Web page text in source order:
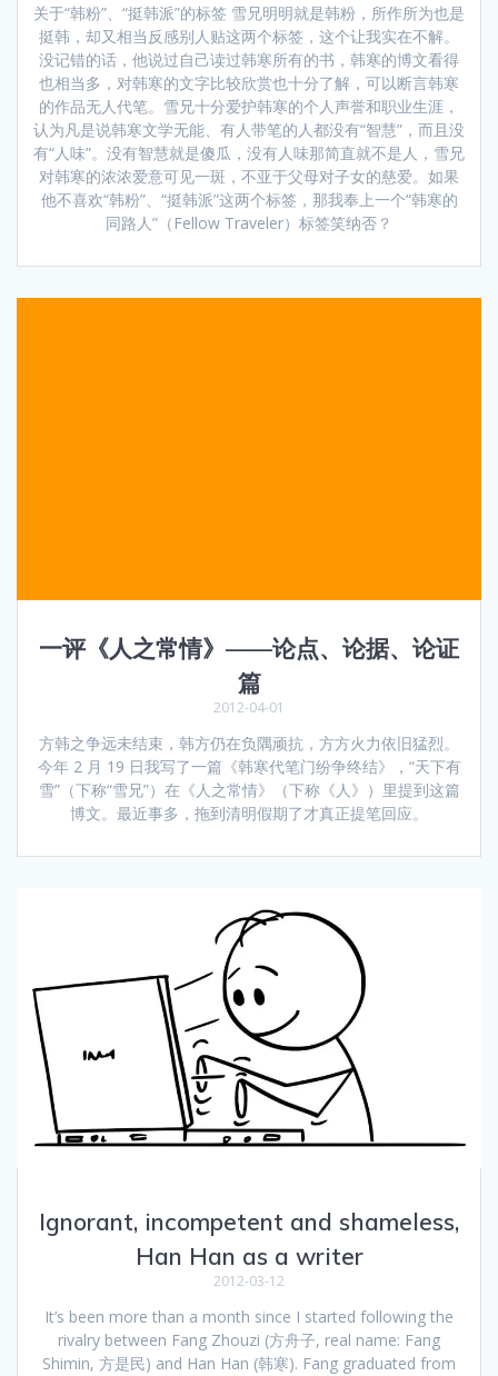
关于“韩粉”、“挺韩派”的标签 雪兄明明就是韩粉，所作所为也是
挺韩，却又相当反感别人贴这两个标签，这个让我实在不解。
没记错的话，他说过自己读过韩寒所有的书，韩寒的博文看得
也相当多，对韩寒的文字比较欣赏也十分了解，可以断言韩寒
的作品无人代笔。雪兄十分爱护韩寒的个人声誉和职业生涯，
认为凡是说韩寒文学无能、有人带笔的人都没有“智慧”，而且没
有“人味”。没有智慧就是傻瓜，没有人味那简直就不是人，雪兄
对韩寒的浓浓爱意可见一斑，不亚于父母对子女的慈爱。如果
他不喜欢“韩粉”、“挺韩派”这两个标签，那我奉上一个“韩寒的
同路人”（Fellow Traveler）标签笑纳否？
一评《人之常情》——论点、论据、论证
篇
2012-04-01
方韩之争远未结束，韩方仍在负隅顽抗，方方火力依旧猛烈。
今年 2 月 19 日我写了一篇《韩寒代笔门纷争终结》，“天下有
雪”（下称“雪兄”）在《人之常情》（下称《人》）里提到这篇
博文。最近事多，拖到清明假期了才真正提笔回应。
Ignorant, incompetent and shameless,
Han Han as a writer
2012-03-12
It’s been more than a month since I started following the
rivalry between Fang Zhouzi (方舟子, real name: Fang
Shimin, 方是民) and Han Han (韩寒). Fang graduated from